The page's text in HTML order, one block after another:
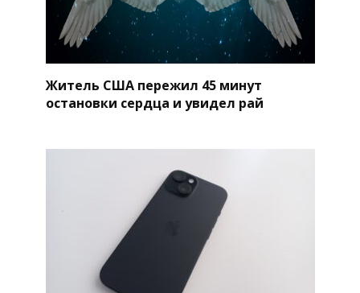
Житель США пережил 45 минут
остановки сердца и увидел рай